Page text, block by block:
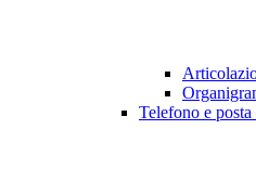
Telefono e posta